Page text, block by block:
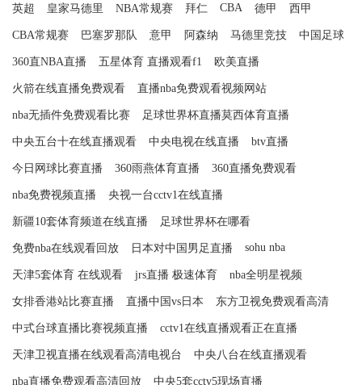
英超 皇家马德里 NBA常规赛 拜仁 CBA 德甲 西甲
CBA常规赛 巴塞罗那队 意甲 阿森纳 马德里竞技 中国足球
360直NBA直播 五星体育 直播观看f1 欧美直播
火箭在线直播免费观看 直播nba免费观看视频网站
nba无插件免费观看比赛 足球世界杯直播莫西体育直播
中央五台十在线直播观看 中央电视在线直播 btv直播
今日网球比赛直播 360雨燕体育直播 360直播免费观看
nba免费视频直播 央视一台cctv1在线直播
新疆10套体育频道在线直播 足球世界杯在哪看
免费nba在线观看回放 日本对中国男足直播 sohu nba
天津5套体育 在线观看 jrs直播 极速体育 nba全明星视频
女排香港站比赛直播 直播中国vs日本 东方卫视免费观看高清
中式台球直播比赛视频直播 cctv1在线直播观看正在直播
天津卫视直播在线观看高清电视台 中央八台在线直播观看
nba直播免费观看高清回放 中央5套cctv5现场直播